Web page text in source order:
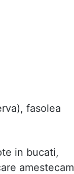
fasolea
in bucati,
amestecam